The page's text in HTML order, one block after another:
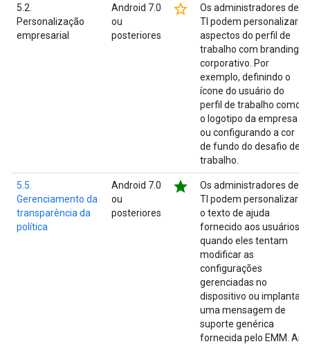
5.2.
Personalização
empresarial
Android 7.0
ou
posteriores
star_border
Os administradores de
TI podem personalizar
aspectos do perfil de
trabalho com branding
corporativo. Por
exemplo, definindo o
ícone do usuário do
perfil de trabalho como
o logotipo da empresa
ou configurando a cor
de fundo do desafio de
trabalho.
5.5.
Gerenciamento da
transparência da
política
Android 7.0
ou
posteriores
star
Os administradores de
TI podem personalizar
o texto de ajuda
fornecido aos usuários
quando eles tentam
modificar as
configurações
gerenciadas no
dispositivo ou implantar
uma mensagem de
suporte genérica
fornecida pelo EMM. As